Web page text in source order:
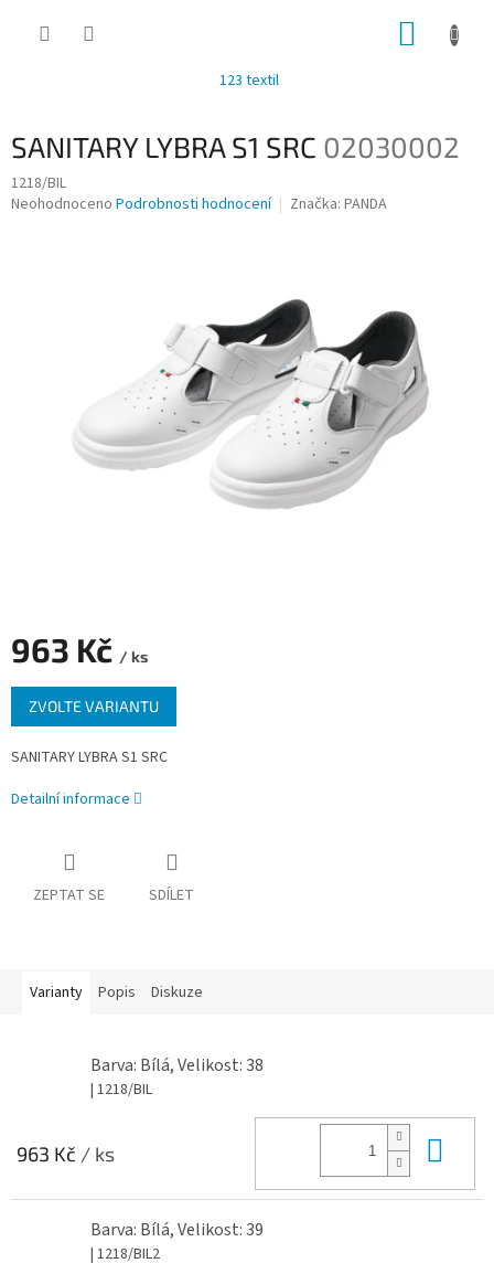
123 textil
SANITARY LYBRA S1 SRC 02030002
1218/BIL
Průměrné
Neohodnoceno Podrobnosti hodnocení Značka: PANDA
963 Kč / ks
Měrná
cena:
ZVOLTE VARIANTU
SANITARY LYBRA S1 SRC
Detailní informace
ZEPTAT SE SDÍLET
Varianty Popis Diskuze
Barva: Bílá, Velikost: 38
| 1218/BIL
963 Kč / ks
Barva: Bílá, Velikost: 39
| 1218/BIL2